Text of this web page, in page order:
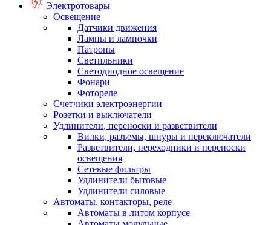
Электротовары
Освещение
Датчики движения
Лампы и лампочки
Патроны
Светильники
Светодиодное освещение
Фонари
Фотореле
Счетчики электроэнергии
Розетки и выключатели
Удлинители, переноски и разветвители
Вилки, разъемы, шнуры и переключатели
Разветвители, переходники и переноски
освещения
Сетевые фильтры
Удлинители бытовые
Удлинители силовые
Автоматы, контакторы, реле
Автоматы в литом корпусе